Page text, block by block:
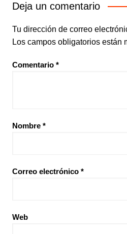
Deja un comentario
Tu dirección de correo
Los campos obligatorios están
Comentario *
Nombre *
Correo electrónico *
Web